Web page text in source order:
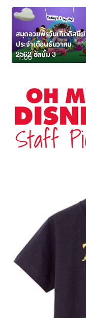
1:00
สมุดอวยพรวันเกิดดิสนีย์
ประจำเดือนธันวาคม
2562 อัลบั้ม 3